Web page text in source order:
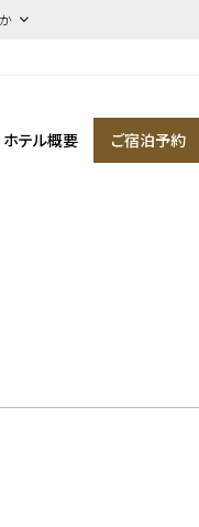
ホテル概要 ご宿泊予約